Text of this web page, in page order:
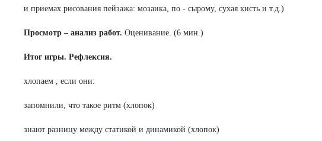
и приемах рисования пейзажа: мозаика, по - сырому, сухая кисть и т.д.)
Просмотр – анализ работ. Оценивание. (6 мин.)
Итог игры. Рефлексия.
хлопаем , если они:
запомнили, что такое ритм (хлопок)
знают разницу между статикой и динамикой (хлопок)